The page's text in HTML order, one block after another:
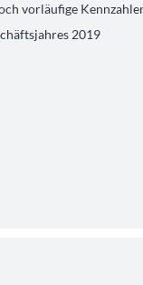
vorläufige
2019